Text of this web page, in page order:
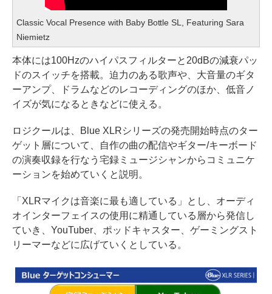
Classic Vocal Presence with Baby Bottle SL, Featuring Sara
Niemietz
本体には100Hzのハイパスフィルターと20dBの減衰パッ
ドのスイッチを搭載。迫力のある歌声や、大音量のギタ
ーアンプ、ドラムなどのレコーディングのほか、低音ノ
イズが気になるときなどに使える。
ロジクールは、Blue XLRシリーズの発売開始時点のター
ゲット層について、自作の曲の配信やギター/キーボード
の演奏収録を行なう宅録ミュージシャンからコミュニケ
ーションを始めていくと説明。
「XLRマイクは音楽に最も適している」とし、オーディ
オインターフェイスの使用に精通している層から発信し
ていき、YouTuber、ポッドキャスター、ゲーミングスト
リーマーなどに広げていくとしている。